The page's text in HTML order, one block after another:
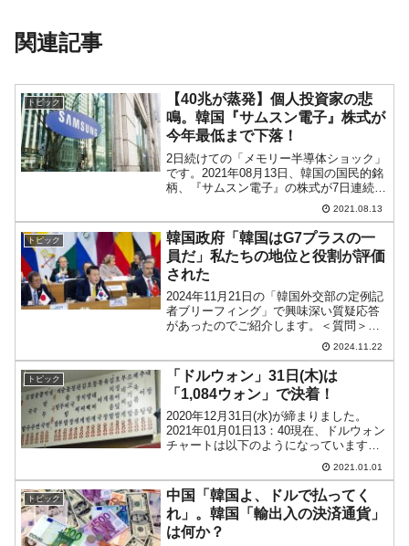
関連記事
トピック
【40兆が蒸発】個人投資家の悲
鳴。韓国『サムスン電子』株式が
今年最低まで下落！
2日続けての「メモリー半導体ショック」
です。2021年08月13日、韓国の国民的銘
柄、『サムスン電子』の株式が7日連続で
下落となり、「7万4,400ウォン」で締ま
りました。以下をご覧ください。（チャ
ートは『Investing.com』より引...
2021.08.13
トピック
韓国政府「韓国はG7プラスの一
員だ」私たちの地位と役割が評価
された
2024年11月21日の「韓国外交部の定例記
者ブリーフィング」で興味深い質疑応答
があったのでご紹介します。＜質問＞佐
渡鉱山に関連して、私たちの政府が遺族
を招待して別途の行事を計画していると
聞きましたが、日本も別途の行事を準備
しているのではな...
2024.11.22
トピック
「ドルウォン」31日(木)は
「1,084ウォン」で決着！
2020年12月31日(水)が締まりました。
2021年01月01日13：40現在、ドルウォン
チャートは以下のようになっています
（チャートは『Investing.com』より引
用：以下同）。2020年最後の日は始値か
ら4ウォンほどウォン高が進...
2021.01.01
トピック
中国「韓国よ、ドルで払ってく
れ」。韓国「輸出入の決済通貨」
は何か？